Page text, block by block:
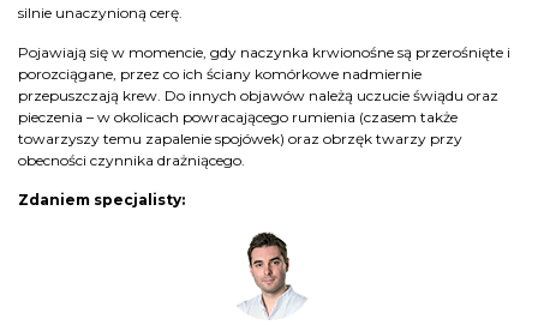
silnie unaczynioną cerę.
Pojawiają się w momencie, gdy naczynka krwionośne są przerośnięte i
porozciągane, przez co ich ściany komórkowe nadmiernie
przepuszczają krew. Do innych objawów należą uczucie świądu oraz
pieczenia – w okolicach powracającego rumienia (czasem także
towarzyszy temu zapalenie spojówek) oraz obrzęk twarzy przy
obecności czynnika drażniącego.
Zdaniem specjalisty: